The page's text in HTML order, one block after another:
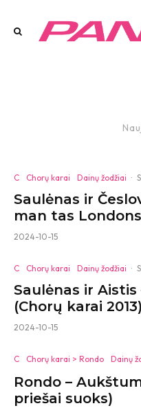
C Chorų karai Dainų žodžiai ·
Saulėnas ir
man tas
2024-10-15
C Chorų karai Dainų žodžiai ·
Saulėnas ir
(Chorų karai 2013)
2024-10-15
C Chorų karai > Rondo Dainų
Rondo –
priešai suoks)